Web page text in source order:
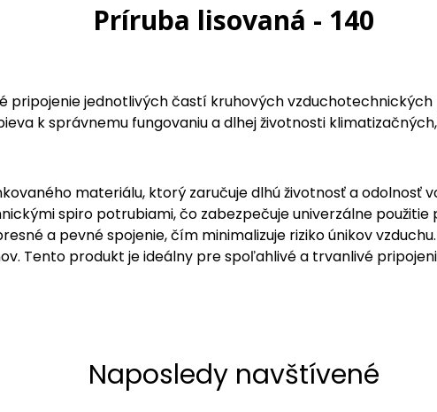
Príruba lisovaná - 140
pripojenie jednotlivých častí kruhových
k správnemu fungovaniu a dlhej životnosti
materiálu, ktorý zaručuje dlhú životnosť a odolnosť
spiro potrubiami, čo zabezpečuje univerzálne
a pevné spojenie, čím minimalizuje riziko únikov
Tento produkt je ideálny pre spoľahlivé a trvanlivé
Naposledy navštívené